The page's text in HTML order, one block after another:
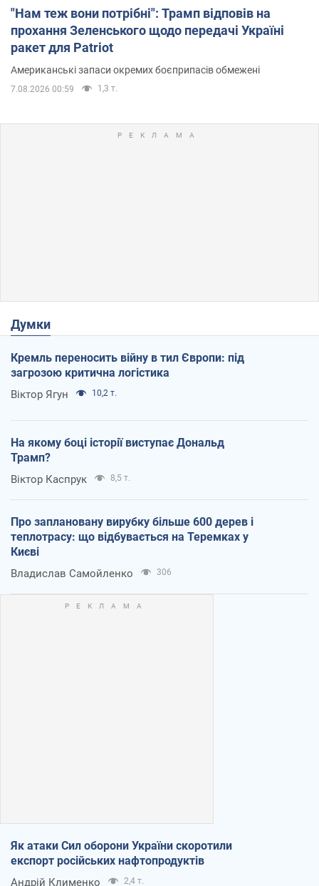
"Нам теж вони потрібні": Трамп відповів на
прохання Зеленського щодо передачі Україні
ракет для Patriot
Американські запаси окремих боєприпасів обмежені
7.08.2026 00:59 1,3 т.
Думки
Кремль переносить війну в тил Європи: під
загрозою критична логістика
Віктор Ягун 10,2 т.
На якому боці історії виступає Дональд
Трамп?
Віктор Каспрук 8,5 т.
Про заплановану вирубку більше 600 дерев і
теплотрасу: що відбувається на Теремках у
Києві
Владислав Самойленко 306
Як атаки Сил оборони України скоротили
експорт російських нафтопродуктів
Андрій Клименко 2,4 т.